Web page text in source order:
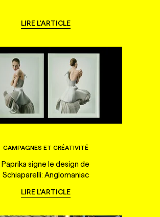
LIRE L'ARTICLE
CAMPAGNES ET CRÉATIVITÉ
Paprika signe le design de
Schiaparelli: Anglomaniac
LIRE L'ARTICLE